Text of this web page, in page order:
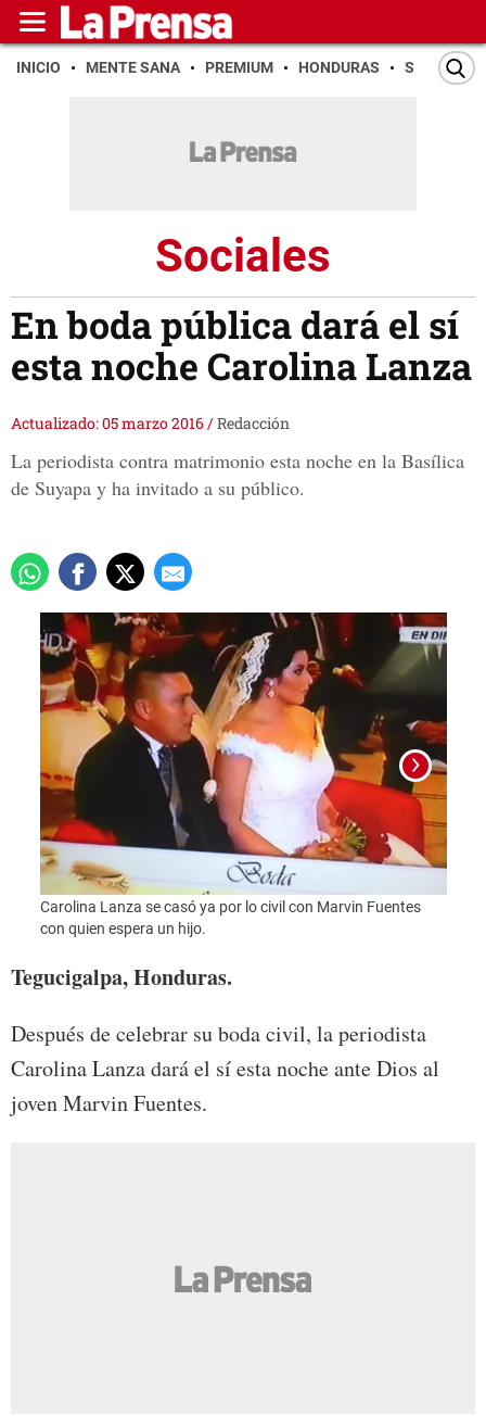
INICIO MENTE SANA PREMIUM HONDURAS SAN PEDRO
Sociales
En boda pública dará el sí
esta noche Carolina Lanza
Actualizado: 05 marzo 2016/Redacción
La periodista contra matrimonio esta noche en la Basílica
de Suyapa y ha invitado a su público.
Carolina Lanza se casó ya por lo civil con Marvin Fuentes
con quien espera un hijo.
Tegucigalpa, Honduras.
Después de celebrar su boda civil, la periodista
Carolina Lanza dará el sí esta noche ante Dios al
joven Marvin Fuentes.